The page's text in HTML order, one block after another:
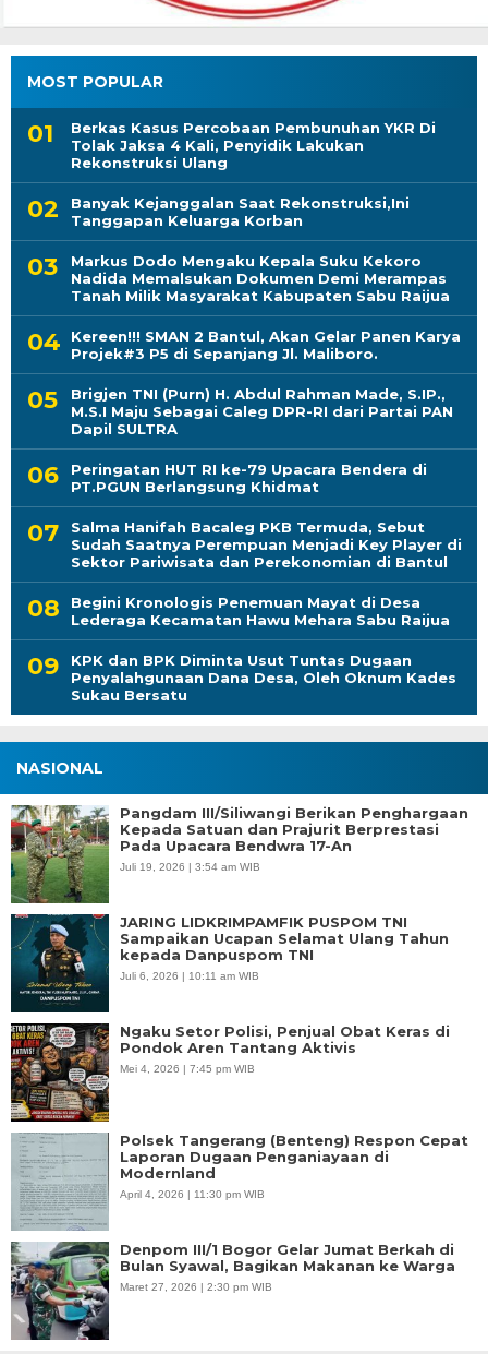
MOST POPULAR
Berkas Kasus Percobaan Pembunuhan YKR Di
Tolak Jaksa 4 Kali, Penyidik Lakukan
Rekonstruksi Ulang
Banyak Kejanggalan Saat Rekonstruksi,Ini
Tanggapan Keluarga Korban
Markus Dodo Mengaku Kepala Suku Kekoro
Nadida Memalsukan Dokumen Demi Merampas
Tanah Milik Masyarakat Kabupaten Sabu Raijua
Kereen!!! SMAN 2 Bantul, Akan Gelar Panen Karya
Projek#3 P5 di Sepanjang Jl. Maliboro.
Brigjen TNI (Purn) H. Abdul Rahman Made, S.IP.,
M.S.I Maju Sebagai Caleg DPR-RI dari Partai PAN
Dapil SULTRA
Peringatan HUT RI ke-79 Upacara Bendera di
PT.PGUN Berlangsung Khidmat
Salma Hanifah Bacaleg PKB Termuda, Sebut
Sudah Saatnya Perempuan Menjadi Key Player di
Sektor Pariwisata dan Perekonomian di Bantul
Begini Kronologis Penemuan Mayat di Desa
Lederaga Kecamatan Hawu Mehara Sabu Raijua
KPK dan BPK Diminta Usut Tuntas Dugaan
Penyalahgunaan Dana Desa, Oleh Oknum Kades
Sukau Bersatu
NASIONAL
Pangdam III/Siliwangi Berikan Penghargaan
Kepada Satuan dan Prajurit Berprestasi
Pada Upacara Bendwra 17-An
Juli 19, 2026 | 3:54 am WIB
JARING LIDKRIMPAMFIK PUSPOM TNI
Sampaikan Ucapan Selamat Ulang Tahun
kepada Danpuspom TNI
Juli 6, 2026 | 10:11 am WIB
Ngaku Setor Polisi, Penjual Obat Keras di
Pondok Aren Tantang Aktivis
Mei 4, 2026 | 7:45 pm WIB
Polsek Tangerang (Benteng) Respon Cepat
Laporan Dugaan Penganiayaan di
Modernland
April 4, 2026 | 11:30 pm WIB
Denpom III/1 Bogor Gelar Jumat Berkah di
Bulan Syawal, Bagikan Makanan ke Warga
Maret 27, 2026 | 2:30 pm WIB